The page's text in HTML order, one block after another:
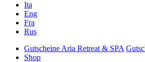
Ita
Eng
Fra
Rus
Gutscheine Aria Retreat & SPA
Shop